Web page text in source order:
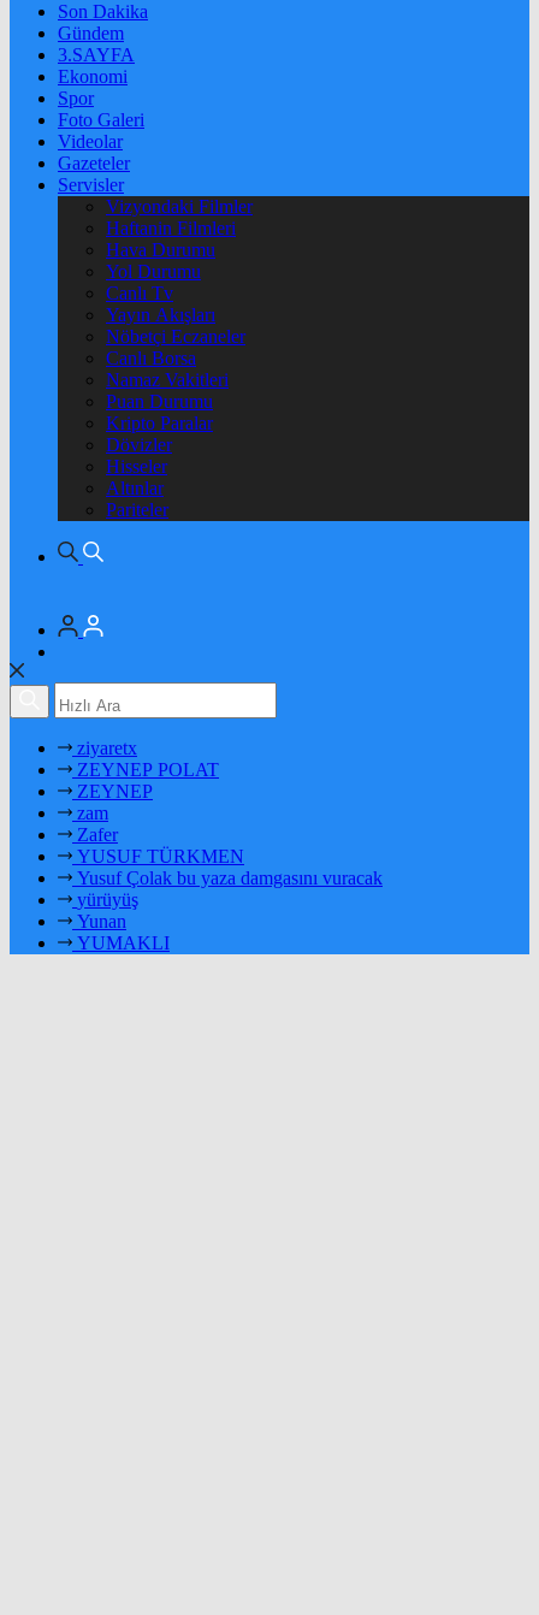
Son Dakika
Gündem
3.SAYFA
Ekonomi
Spor
Foto Galeri
Videolar
Gazeteler
Servisler
Vizyondaki Filmler
Haftanin Filmleri
Hava Durumu
Yol Durumu
Canlı Tv
Yayın Akışları
Nöbetçi Eczaneler
Canlı Borsa
Namaz Vakitleri
Puan Durumu
Kripto Paralar
Dövizler
Hisseler
Altınlar
Pariteler
ziyaretx
ZEYNEP POLAT
ZEYNEP
zam
Zafer
YUSUF TÜRKMEN
Yusuf Çolak bu yaza damgasını vuracak
yürüyüş
Yunan
YUMAKLI